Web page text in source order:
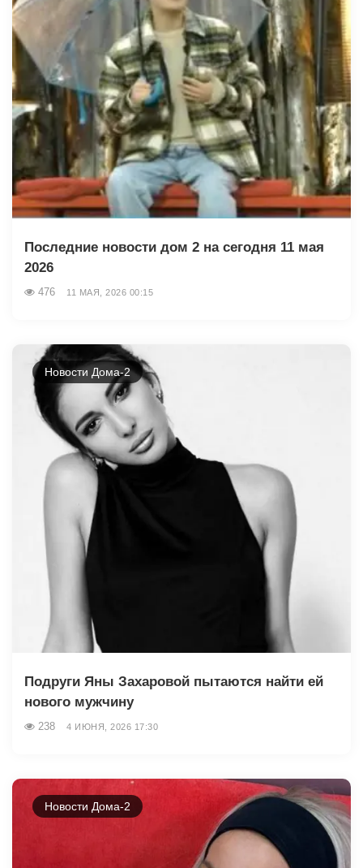
Последние новости дом 2 на сегодня 11 мая
2026
476 11 МАЯ, 2026 00:15
Новости Дома-2
Подруги Яны Захаровой пытаются найти ей
нового мужчину
238 4 ИЮНЯ, 2026 17:30
Новости Дома-2